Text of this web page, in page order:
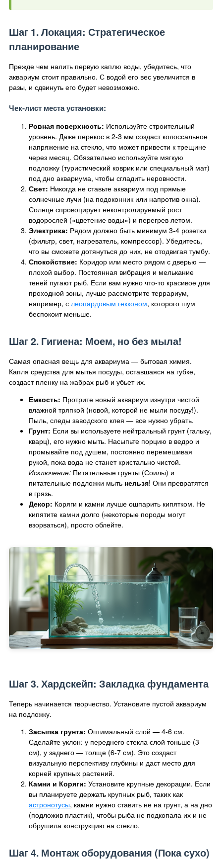
Шаг 1. Локация: Стратегическое
планирование
Прежде чем налить первую каплю воды, убедитесь, что
аквариум стоит правильно. С водой его вес увеличится в
разы, и сдвинуть его будет невозможно.
Чек-лист места установки:
Ровная поверхность: Используйте строительный
уровень. Даже перекос в 2-3 мм создаст колоссальное
напряжение на стекло, что может привести к трещине
через месяц. Обязательно используйте мягкую
подложку (туристический коврик или специальный мат)
под дно аквариума, чтобы сгладить неровности.
Свет: Никогда не ставьте аквариум под прямые
солнечные лучи (на подоконник или напротив окна).
Солнце спровоцирует неконтролируемый рост
водорослей («цветение воды») и перегрев летом.
Электрика: Рядом должно быть минимум 3-4 розетки
(фильтр, свет, нагреватель, компрессор). Убедитесь,
что вы сможете дотянуться до них, не отодвигая тумбу.
Спокойствие: Коридор или место рядом с дверью —
плохой выбор. Постоянная вибрация и мелькание
теней пугают рыб. Если вам нужно что-то красивое для
проходной зоны, лучше рассмотрите террариум,
например, с леопардовым гекконом, которого шум
беспокоит меньше.
Шаг 2. Гигиена: Моем, но без мыла!
Самая опасная вещь для аквариума — бытовая химия.
Капля средства для мытья посуды, оставшаяся на губке,
создаст пленку на жабрах рыб и убьет их.
Емкость: Протрите новый аквариум изнутри чистой
влажной тряпкой (новой, которой не мыли посуду!).
Пыль, следы заводского клея — все нужно убрать.
Грунт: Если вы используете нейтральный грунт (гальку,
кварц), его нужно мыть. Насыпьте порцию в ведро и
промывайте под душем, постоянно перемешивая
рукой, пока вода не станет кристально чистой.
Исключение: Питательные грунты (Соилы) и
питательные подложки мыть нельзя! Они превратятся
в грязь.
Декор: Коряги и камни лучше ошпарить кипятком. Не
кипятите камни долго (некоторые породы могут
взорваться), просто облейте.
Шаг 3. Хардскейп: Закладка фундамента
Теперь начинается творчество. Установите пустой аквариум
на подложку.
Засыпка грунта: Оптимальный слой — 4-6 см.
Сделайте уклон: у переднего стекла слой тоньше (3
см), у заднего — толще (6-7 см). Это создаст
визуальную перспективу глубины и даст место для
корней крупных растений.
Камни и Коряги: Установите крупные декорации. Если
вы планируете держать крупных рыб, таких как
астронотусы, камни нужно ставить не на грунт, а на дно
(подложив пластик), чтобы рыба не подкопала их и не
обрушила конструкцию на стекло.
Шаг 4. Монтаж оборудования (Пока сухо)